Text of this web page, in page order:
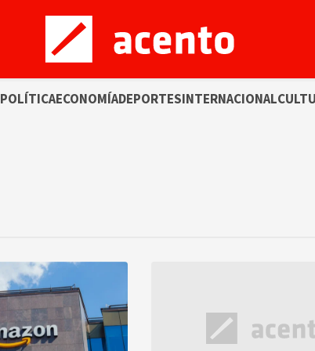
POLÍTICAECONOMÍADEPORTESINTERNACIONAL